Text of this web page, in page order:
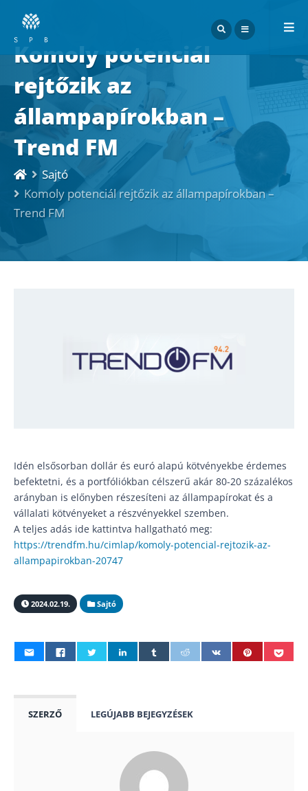
Komoly potenciál
rejtőzik az
állampapírokban –
Trend FM
Sajtó
Komoly potenciál rejtőzik az állampapírokban –
Trend FM
Idén elsősorban dollár és euró alapú kötvényekbe érdemes
befektetni, és a portfóliókban célszerű akár 80-20 százalékos
arányban is előnyben részesíteni az állampapírokat és a
vállalati kötvényeket a részvényekkel szemben.
A teljes adás ide kattintva hallgatható meg:
https://trendfm.hu/cimlap/komoly-potencial-rejtozik-az-
allampapirokban-20747
2024.02.19. Sajtó
SZERZŐ LEGÚJABB BEJEGYZÉSEK